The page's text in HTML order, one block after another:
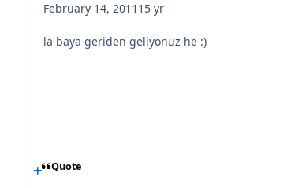
February 14, 2011 15 yr
la baya geriden geliyonuz he :)
Quote